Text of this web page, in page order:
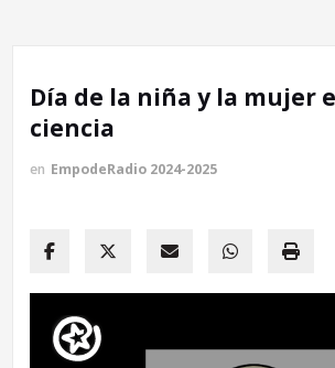
Día de la niña y la mujer
ciencia
en EmpodeRadio 2024-2025